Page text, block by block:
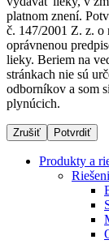
Produktový
Objavte
Dialyzačné
B. Braun
vo všetkých
Zostaňte v
platnom znení.
č. 147/2001 Z. z. o
oprávnenou
lieky. Beriem na
stránkach nie sú
odborníkov a som
plynúcich.
Zrušiť Potvrdiť
Produkty a